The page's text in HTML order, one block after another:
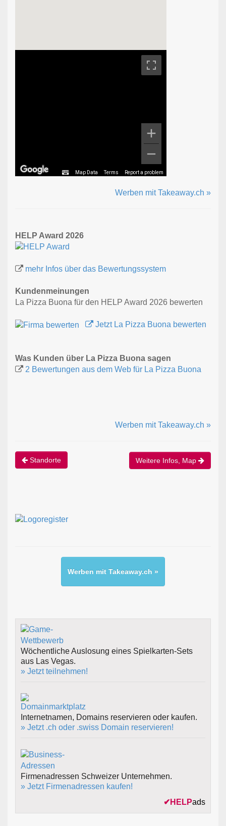
Map Data Terms Report a problem
Werben mit Takeaway.ch »
HELP Award 2026
mehr Infos über das Bewertungssystem
Kundenmeinungen
La Pizza Buona für den HELP Award 2026 bewerten
Jetzt La Pizza Buona bewerten
Was Kunden über La Pizza Buona sagen
2 Bewertungen aus dem Web für La Pizza Buona
Werben mit Takeaway.ch »
Standorte Weitere Infos, Map
Werben mit Takeaway.ch »
Wöchentliche Auslosung eines Spielkarten-Sets
aus Las Vegas.
» Jetzt teilnehmen!
Internetnamen, Domains reservieren oder kaufen.
» Jetzt .ch oder .swiss Domain reservieren!
Firmenadressen Schweizer Unternehmen.
» Jetzt Firmenadressen kaufen!
✔ HELPads